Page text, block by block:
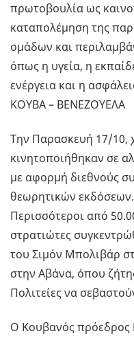
πρωτοβουλία ως
καταπολέμηση της
ομάδων και
όπως η υγεία, η
ενέργεια και η
ΚΟΥΒΑ – ΒΕΝΕΖΟΥΕΛΑ
Την Παρασκευή 17/10,
κινητοποιήθηκαν σε
με αφορμή διεθνούς
θεωρητικών εκδόσεων.
Περισσότεροι από
στρατιώτες
του Σιμόν Μπολιβάρ
στην Αβάνα, όπου
Πολιτείες να
Ο Κουβανός πρόεδρος